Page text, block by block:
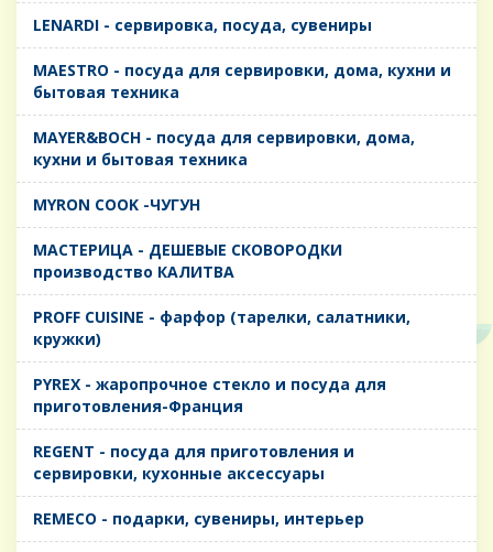
LENARDI - сервировка, посуда, сувениры
MAESTRO - посуда для сервировки, дома, кухни и
бытовая техника
MAYER&BOCH - посуда для сервировки, дома,
кухни и бытовая техника
MYRON COOK -ЧУГУН
MАСТЕРИЦА - ДЕШЕВЫЕ СКОВОРОДКИ
производство КАЛИТВА
PROFF CUISINE - фарфор (тарелки, салатники,
кружки)
PYREX - жаропрочное стекло и посуда для
приготовления-Франция
REGENT - посуда для приготовления и
сервировки, кухонные аксессуары
REMECO - подарки, сувениры, интерьер